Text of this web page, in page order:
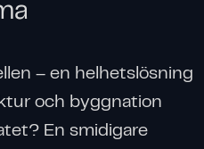
– en helhetslösning
och byggnation
En smidigare